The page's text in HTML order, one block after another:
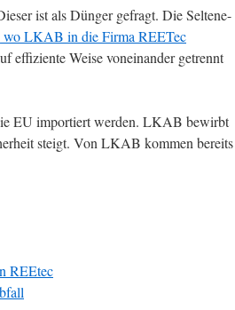
ist als Dünger gefragt. Die Seltene-
wo LKAB in die Firma REETec
effiziente Weise voneinander getrennt
EU importiert werden. LKAB bewirbt
steigt. Von LKAB kommen bereits
REEtec